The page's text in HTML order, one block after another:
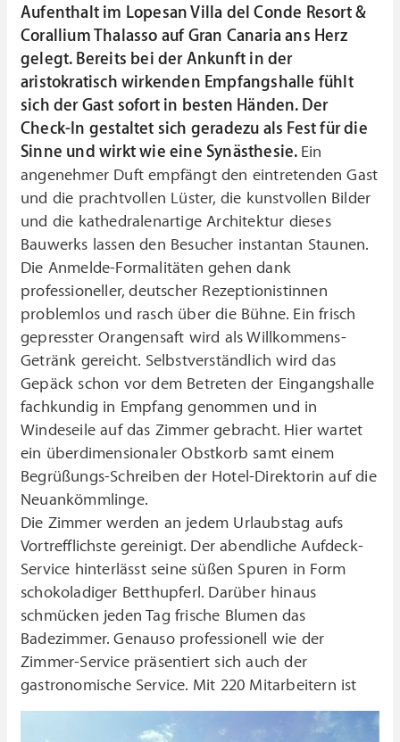
Aufenthalt im Lopesan Villa del Conde Resort &
Corallium Thalasso auf Gran Canaria ans Herz
gelegt. Bereits bei der Ankunft in der
aristokratisch wirkenden Empfangshalle fühlt
sich der Gast sofort in besten Händen. Der
Check-In gestaltet sich geradezu als Fest für die
Sinne und wirkt wie eine Synästhesie. Ein
angenehmer Duft empfängt den eintretenden Gast
und die prachtvollen Lüster, die kunstvollen Bilder
und die kathedralenartige Architektur dieses
Bauwerks lassen den Besucher instantan Staunen.
Die Anmelde-Formalitäten gehen dank
professioneller, deutscher Rezeptionistinnen
problemlos und rasch über die Bühne. Ein frisch
gepresster Orangensaft wird als Willkommens-
Getränk gereicht. Selbstverständlich wird das
Gepäck schon vor dem Betreten der Eingangshalle
fachkundig in Empfang genommen und in
Windeseile auf das Zimmer gebracht. Hier wartet
ein überdimensionaler Obstkorb samt einem
Begrüßungs-Schreiben der Hotel-Direktorin auf die
Neuankömmlinge.
Die Zimmer werden an jedem Urlaubstag aufs
Vortrefflichste gereinigt. Der abendliche Aufdeck-
Service hinterlässt seine süßen Spuren in Form
schokoladiger Betthupferl. Darüber hinaus
schmücken jeden Tag frische Blumen das
Badezimmer. Genauso professionell wie der
Zimmer-Service präsentiert sich auch der
gastronomische Service. Mit 220 Mitarbeitern ist